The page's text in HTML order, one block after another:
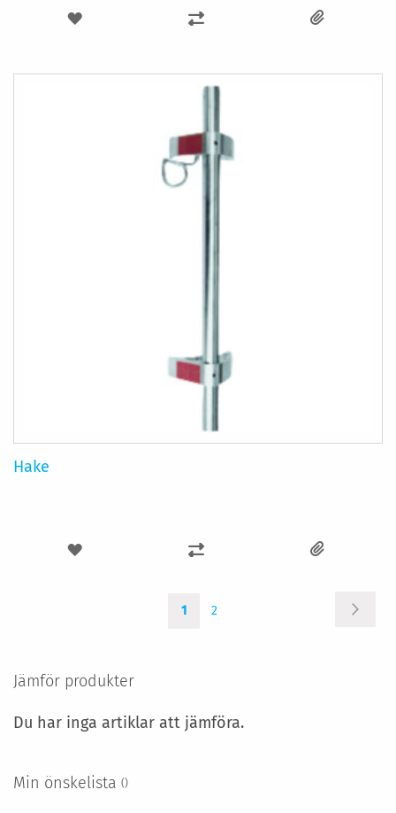
LÄGG
I
LÄGG
I
Hake
LÄGG
LÄGG
You're
currently
1
Sida
2
Jämför produkter
Du har inga artiklar att jämföra.
Min önskelista